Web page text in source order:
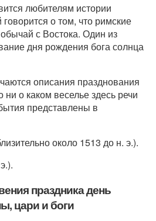
любителям истории
о том, что римские
с Востока. Один из
дня рождения бога солнца
описания празднования
о каком веселье здесь речи
представлены в
около 1513 до н. э.).
праздника день
цари и боги